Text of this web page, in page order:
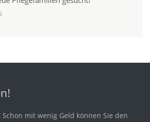
Schon mit wenig Geld können Sie den